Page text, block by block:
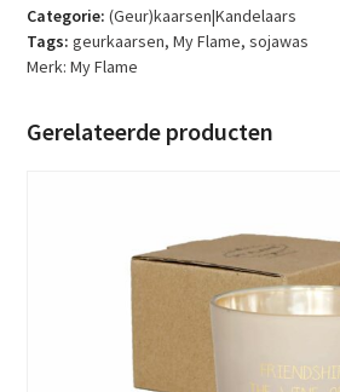
–
Ik
wens
kracht
Categorie: (Geur)kaarsen|Kandelaars
Tags: geurkaarsen,My Flame,sojawas
Merk:My Flame
Gerelateerde producten